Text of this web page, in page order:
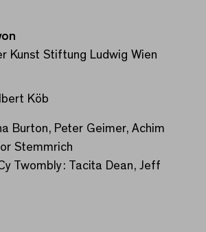
Kunst Stiftung Ludwig Wien
Köb
Burton, Peter Geimer, Achim
Stemmrich
Twombly: Tacita Dean, Jeff